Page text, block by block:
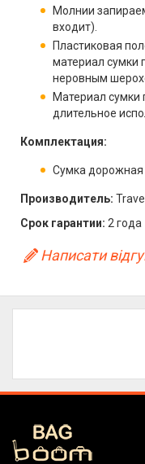
Молнии
входит).
Пластиковая
материал сумки
неровным
Материал сумки
длительное
Комплектация:
Сумка дорожная
Производитель:
Срок гарантии: 2 года
Написати